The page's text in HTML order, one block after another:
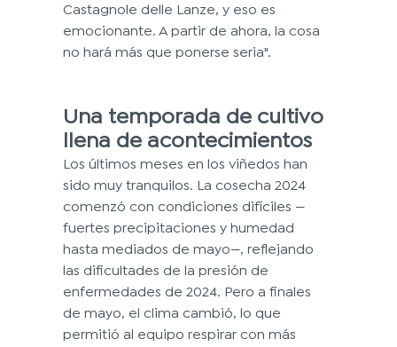
Castagnole delle Lanze, y eso es
emocionante. A partir de ahora, la cosa
no hará más que ponerse seria".
Una temporada de cultivo
llena de acontecimientos
Los últimos meses en los viñedos han
sido muy tranquilos. La cosecha 2024
comenzó con condiciones difíciles —
fuertes precipitaciones y humedad
hasta mediados de mayo—, reflejando
las dificultades de la presión de
enfermedades de 2024. Pero a finales
de mayo, el clima cambió, lo que
permitió al equipo respirar con más